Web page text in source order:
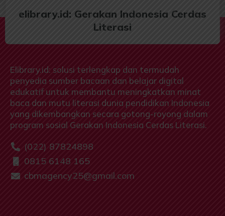
elibrary.id: Gerakan Indonesia Cerdas
Literasi
Elibrary.id: solusi terlengkap dan termudah
penyedia sumber bacaan dan belajar digital
edukatif untuk membantu meningkatkan minat
baca dan mutu literasi dunia pendidikan Indonesia
yang dikembangkan secara gotong-royong dalam
program sosial Gerakan Indonesia Cerdas Literasi.
(022) 87824898
0815 6148 165
cbmagency25@gmail.com